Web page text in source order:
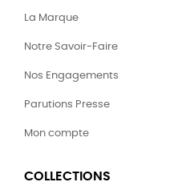
La Marque
Notre Savoir-Faire
Nos Engagements
Parutions Presse
Mon compte
COLLECTIONS